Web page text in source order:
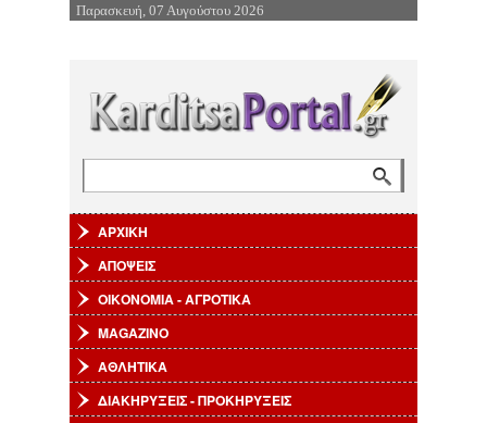
Επιστροφή στην Πλοήγηση
Παρασκευή, 07 Αυγούστου 2026
ΑΡΧΙΚΗ
ΑΠΟΨΕΙΣ
ΟΙΚΟΝΟΜΙΑ - ΑΓΡΟΤΙΚΑ
MAGAZINO
ΑΘΛΗΤΙΚΑ
ΔΙΑΚΗΡΥΞΕΙΣ - ΠΡΟΚΗΡΥΞΕΙΣ